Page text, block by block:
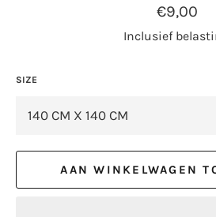
Normale
prijs
€9,00
Inclusief
SIZE
AAN WINKELWAGEN